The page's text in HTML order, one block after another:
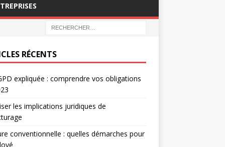
RÉCENTS
expliquée : comprendre vos obligations
les implications juridiques de
conventionnelle : quelles démarches pour